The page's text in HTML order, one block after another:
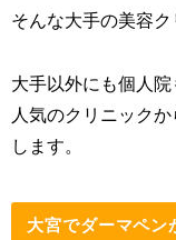
そんな大手の美容ク
大手以外にも個人院
人気のクリニック
します。
大宮でダーマペン